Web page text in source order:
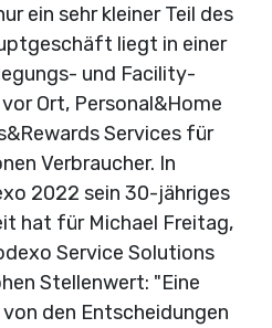
ein sehr kleiner Teil des
liegt in einer
und Facility-
Ort, Personal&Home
Services für
Verbraucher. In
2022 sein 30-jähriges
hat für Michael Freitag,
Service Solutions
Stellenwert: "Eine
den Entscheidungen